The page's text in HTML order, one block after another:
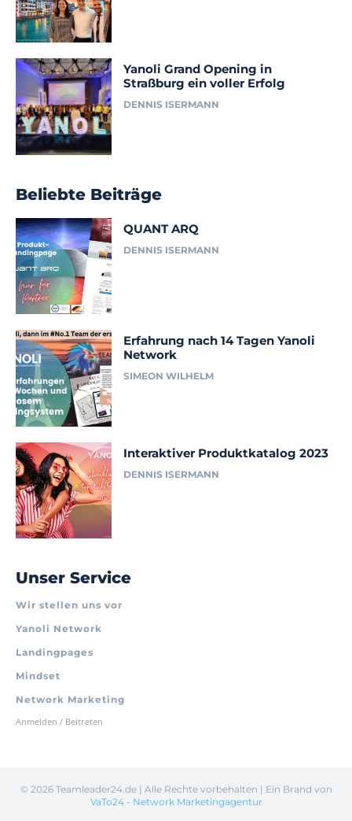
Yanoli Grand Opening in
Straßburg ein voller Erfolg
DENNIS ISERMANN
Beliebte Beiträge
QUANT ARQ
DENNIS ISERMANN
Erfahrung nach 14 Tagen Yanoli
Network
SIMEON WILHELM
Interaktiver Produktkatalog 2023
DENNIS ISERMANN
Unser Service
Wir stellen uns vor
Yanoli Network
Landingpages
Mindset
Network Marketing
Anmelden / Beitreten
© 2026 Teamleader24.de | Alle Rechte vorbehalten | Ein Brand von
VaTo24 - Network Marketingagentur